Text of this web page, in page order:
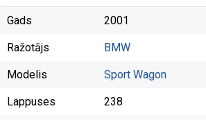
Gads 2001
Ražotājs BMW
Modelis Sport Wagon
Lappuses 238